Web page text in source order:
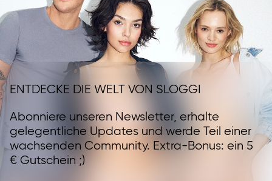
ENTDECKE DIE WELT VON SLOGGI
Abonniere unseren Newsletter, erhalte
gelegentliche Updates und werde Teil einer
wachsenden Community. Extra-Bonus: ein 5
€ Gutschein ;)